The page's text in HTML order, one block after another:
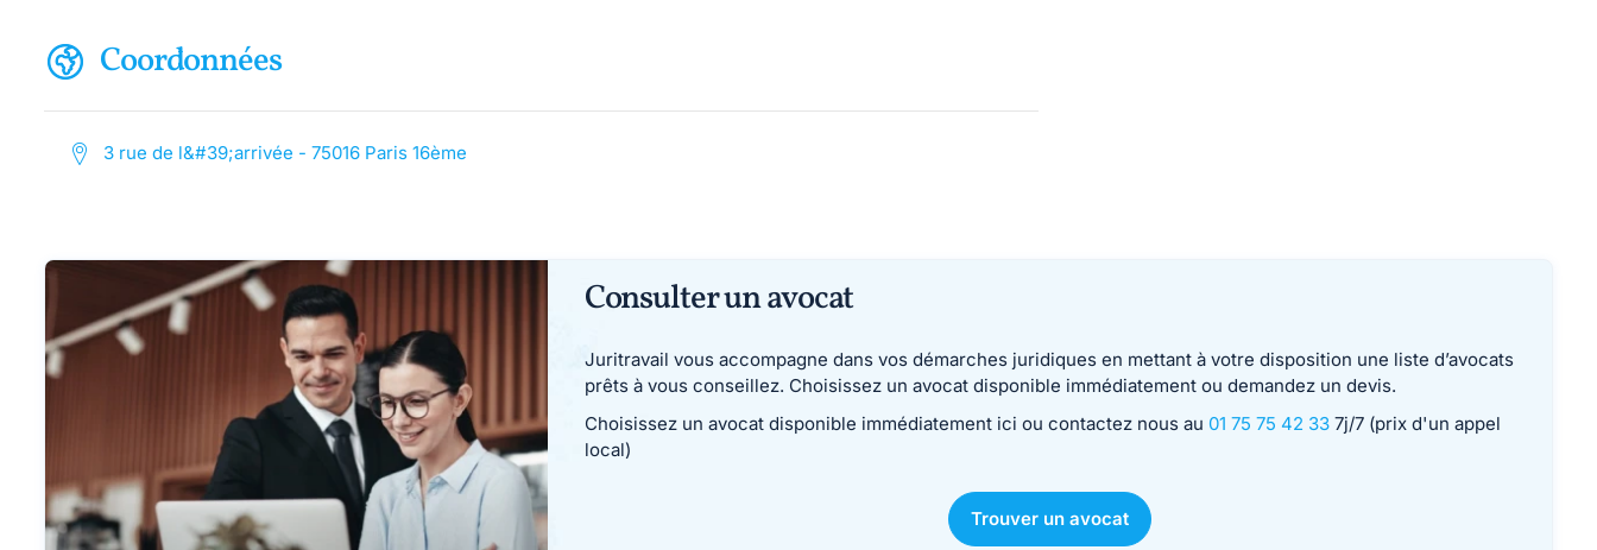
Coordonnées
3 rue de l&#39;arrivée - 75016 Paris 16ème
Consulter un avocat
Juritravail vous accompagne dans vos démarches juridiques en mettant à votre disposition une liste d’avocats
prêts à vous conseillez. Choisissez un avocat disponible immédiatement ou demandez un devis.
Choisissez un avocat disponible immédiatement ici ou contactez nous au 01 75 75 42 337j/7 (prix d'un appel
local)
Trouver un avocat